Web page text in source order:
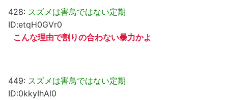
428: スズメは害鳥ではない定期
ID:etqH0GVr0
こんな理由で割りの合わない暴力かよ
449: スズメは害鳥ではない定期
ID:0kkyIhAl0